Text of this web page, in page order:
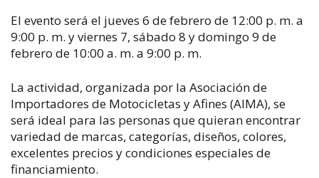
El evento será el jueves 6 de febrero de 12:00 p. m. a
9:00 p. m. y viernes 7, sábado 8 y domingo 9 de
febrero de 10:00 a. m. a 9:00 p. m.
La actividad, organizada por la Asociación de
Importadores de Motocicletas y Afines (AIMA), se
será ideal para las personas que quieran encontrar
variedad de marcas, categorías, diseños, colores,
excelentes precios y condiciones especiales de
financiamiento.